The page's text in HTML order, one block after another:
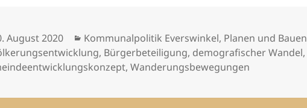
August 2020 Kategorien
Kommunalpolitik Everswinkel, Planen und Bauen
, Bürgerbeteiligung, demografischer Wandel,
,Wanderungsbewegungen